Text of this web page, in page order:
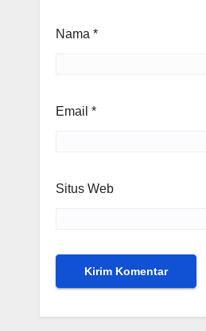
Nama *
Email *
Situs Web